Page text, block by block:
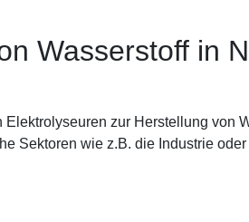
Wasserstoff in
zur Herstellung von
Sektoren wie z.B. die Industrie